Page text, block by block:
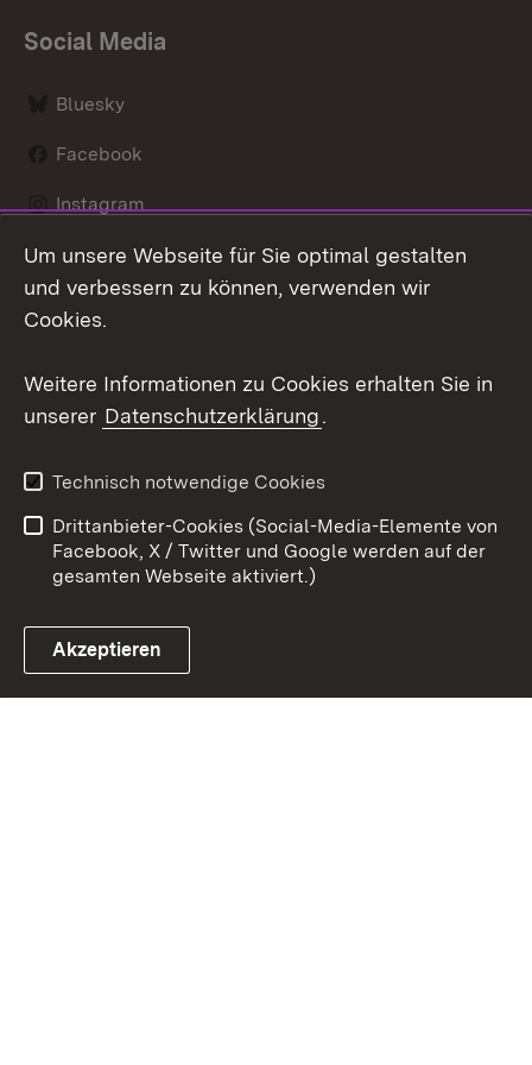
Social Media
Bluesky
Facebook
Instagram
LinkedIn
Link zum Landesportal
Datenschutz
Barrierefreiheit
Impressum
Cookies
Um unsere Webseite für Sie optimal gestalten
und verbessern zu können, verwenden wir
Cookies.
Weitere Informationen zu Cookies erhalten Sie in
unserer Datenschutzerklärung.
Technisch notwendige Cookies
Drittanbieter-Cookies (Social-Media-Elemente von
Facebook, X / Twitter und Google werden auf der
gesamten Webseite aktiviert.)
Akzeptieren